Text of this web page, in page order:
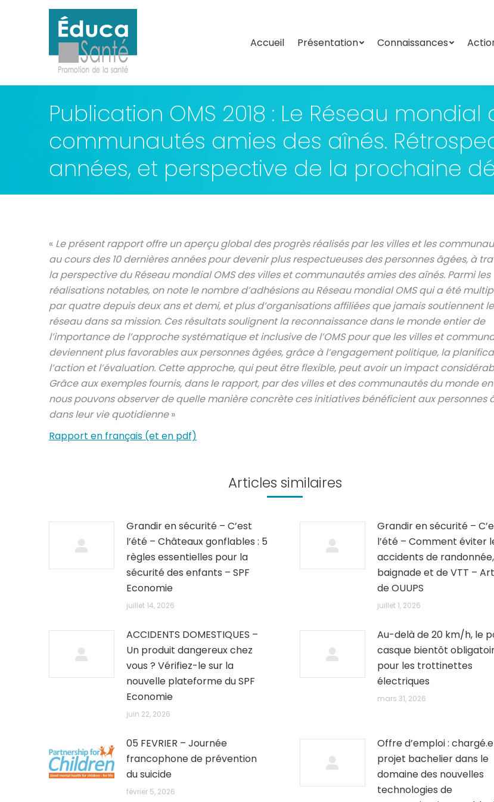
Accueil Présentation Connaissances
Publication OMS 2018 : Le Réseau mondial
communautés amies des aînés.
années, et perspective de la prochaine
« Le présent rapport offre un aperçu global des progrès réalisés par les villes et les
au cours des 10 dernières années pour devenir plus respectueuses des personnes âgées, à
la perspective du Réseau mondial OMS des villes et communautés amies des aînés. Parmi les
réalisations notables, on note le nombre d’adhésions au Réseau mondial OMS qui a été
par quatre depuis deux ans et demi, et plus d’organisations affiliées que jamais soutiennent le
réseau dans sa mission. Ces résultats soulignent la reconnaissance dans le monde entier de
l’importance de l’approche systématique et inclusive de l’OMS pour que les villes et
deviennent plus favorables aux personnes âgées, grâce à l’engagement politique, la
l’action et l’évaluation. Cette approche, qui peut être flexible, peut avoir un impact
Grâce aux exemples fournis, dans le rapport, par des villes et des communautés du monde
nous pouvons observer de quelle manière concrète ces initiatives bénéficient aux personnes
dans leur vie quotidienne»
Rapport en français (et en pdf)
Articles similaires
Grandir en sécurité – C’est
l’été – Châteaux gonflables : 5
règles essentielles pour la
sécurité des enfants – SPF
Economie
juillet 14, 2026
Grandir en sécurité –
l’été – Comment éviter
accidents de
baignade et de VTT –
de OUUPS
juillet 1, 2026
ACCIDENTS DOMESTIQUES –
Un produit dangereux chez
vous ? Vérifiez-le sur la
nouvelle plateforme du SPF
Economie
juin 22, 2026
Au-delà de 20 km/h, le
casque bientôt
pour les trottinettes
électriques
mars 31, 2026
05 FEVRIER – Journée
francophone de prévention
du suicide
février 5, 2026
Offre d’emploi :
projet bachelier dans le
domaine des nouvelles
technologies de